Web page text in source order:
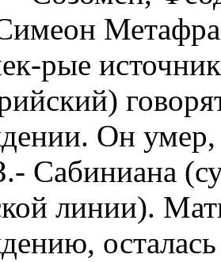
рые
Он
Сабиниана
линии).